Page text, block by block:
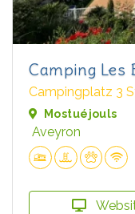
Camping Les
Campingplatz 3
Mostuéjouls
Aveyron